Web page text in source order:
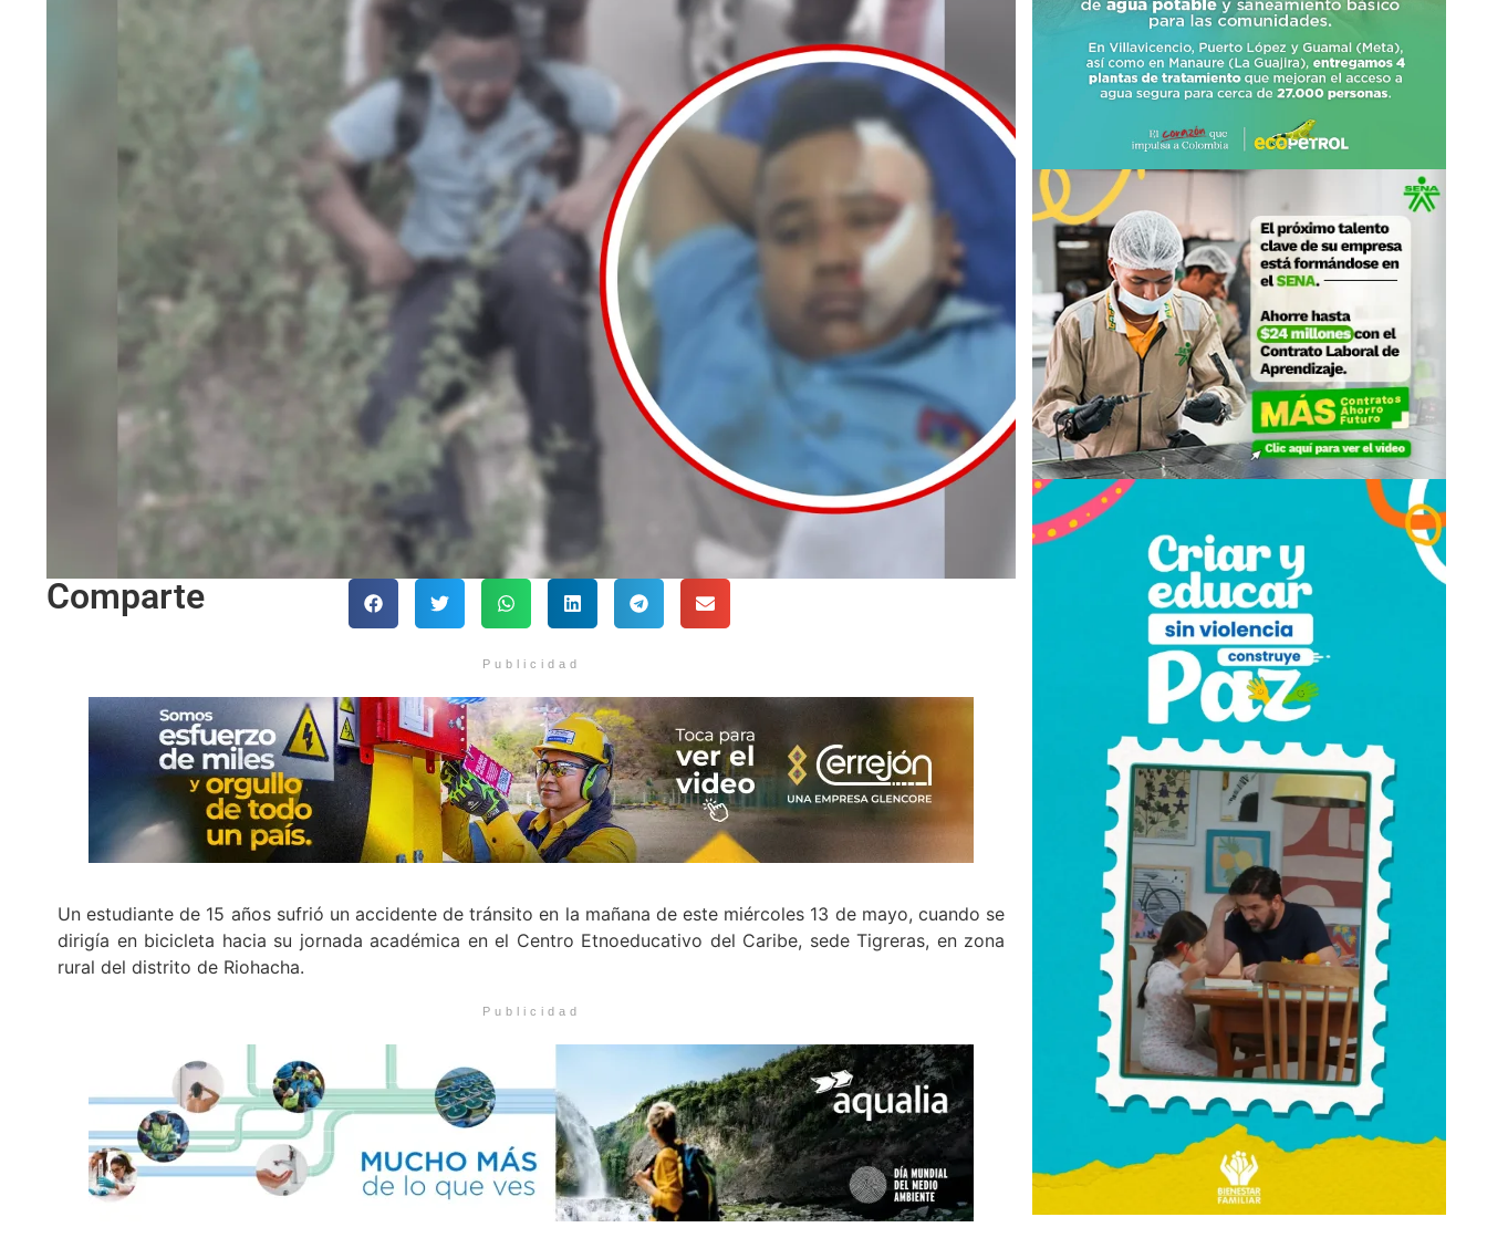
Comparte
Publicidad
Un estudiante de 15 años sufrió un accidente de tránsito en la mañana de este miércoles 13 de mayo, cuando se
dirigía en bicicleta hacia su jornada académica en el Centro Etnoeducativo del Caribe, sede Tigreras, en zona
rural del distrito de Riohacha.
Publicidad